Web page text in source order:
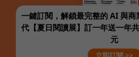
一鍵訂閱，解鎖最完整的 AI 與
代【夏日閱讀展】訂一年送一年
元